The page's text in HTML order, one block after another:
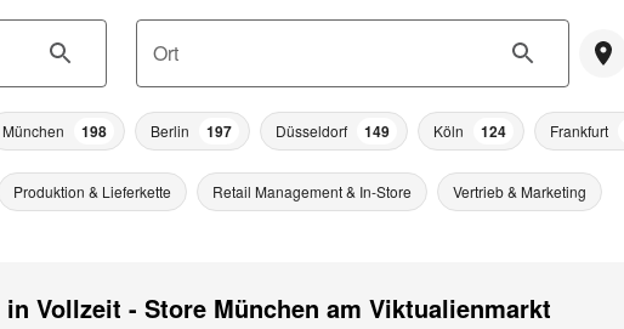
Ort
München 198 Berlin 197 Düsseldorf 149 Köln 124 Frankfurt
Produktion & Lieferkette Retail Management & In-Store Vertrieb & Marketing
Vollzeit - Store München am Viktualienmarkt